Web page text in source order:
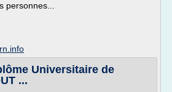
personnes...
Universitaire de
...